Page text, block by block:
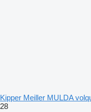
Kipper Meiller MULDA
28